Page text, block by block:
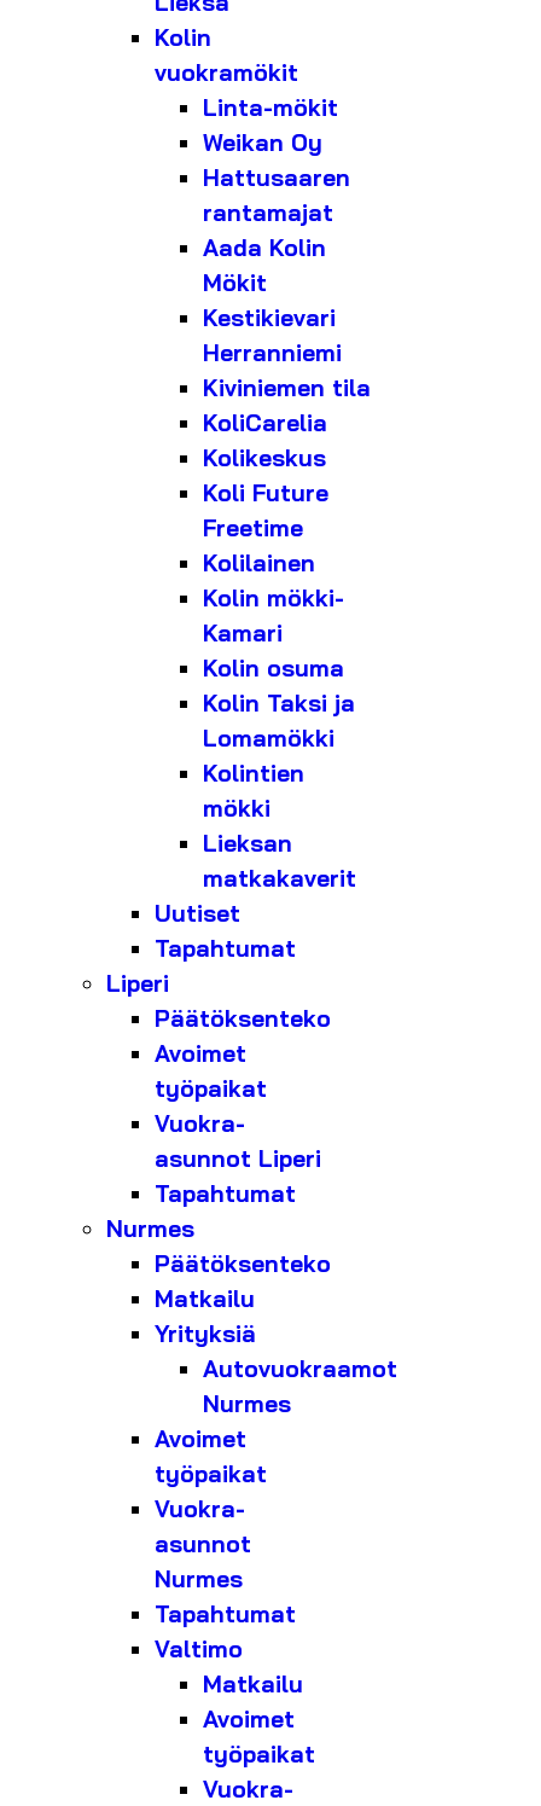
Kolin
vuokramökit
Linta-mökit
Weikan Oy
Hattusaaren
rantamajat
Aada Kolin
Mökit
Kestikievari
Herranniemi
Kiviniemen tila
KoliCarelia
Kolikeskus
Koli Future
Freetime
Kolilainen
Kolin mökki-
Kamari
Kolin osuma
Kolin Taksi ja
Lomamökki
Kolintien
mökki
Lieksan
matkakaverit
Uutiset
Tapahtumat
Liperi
Päätöksenteko
Avoimet
työpaikat
Vuokra-
asunnot Liperi
Tapahtumat
Nurmes
Päätöksenteko
Matkailu
Yrityksiä
Autovuokraamot
Nurmes
Avoimet
työpaikat
Vuokra-
asunnot
Nurmes
Tapahtumat
Valtimo
Matkailu
Avoimet
työpaikat
Vuokra-